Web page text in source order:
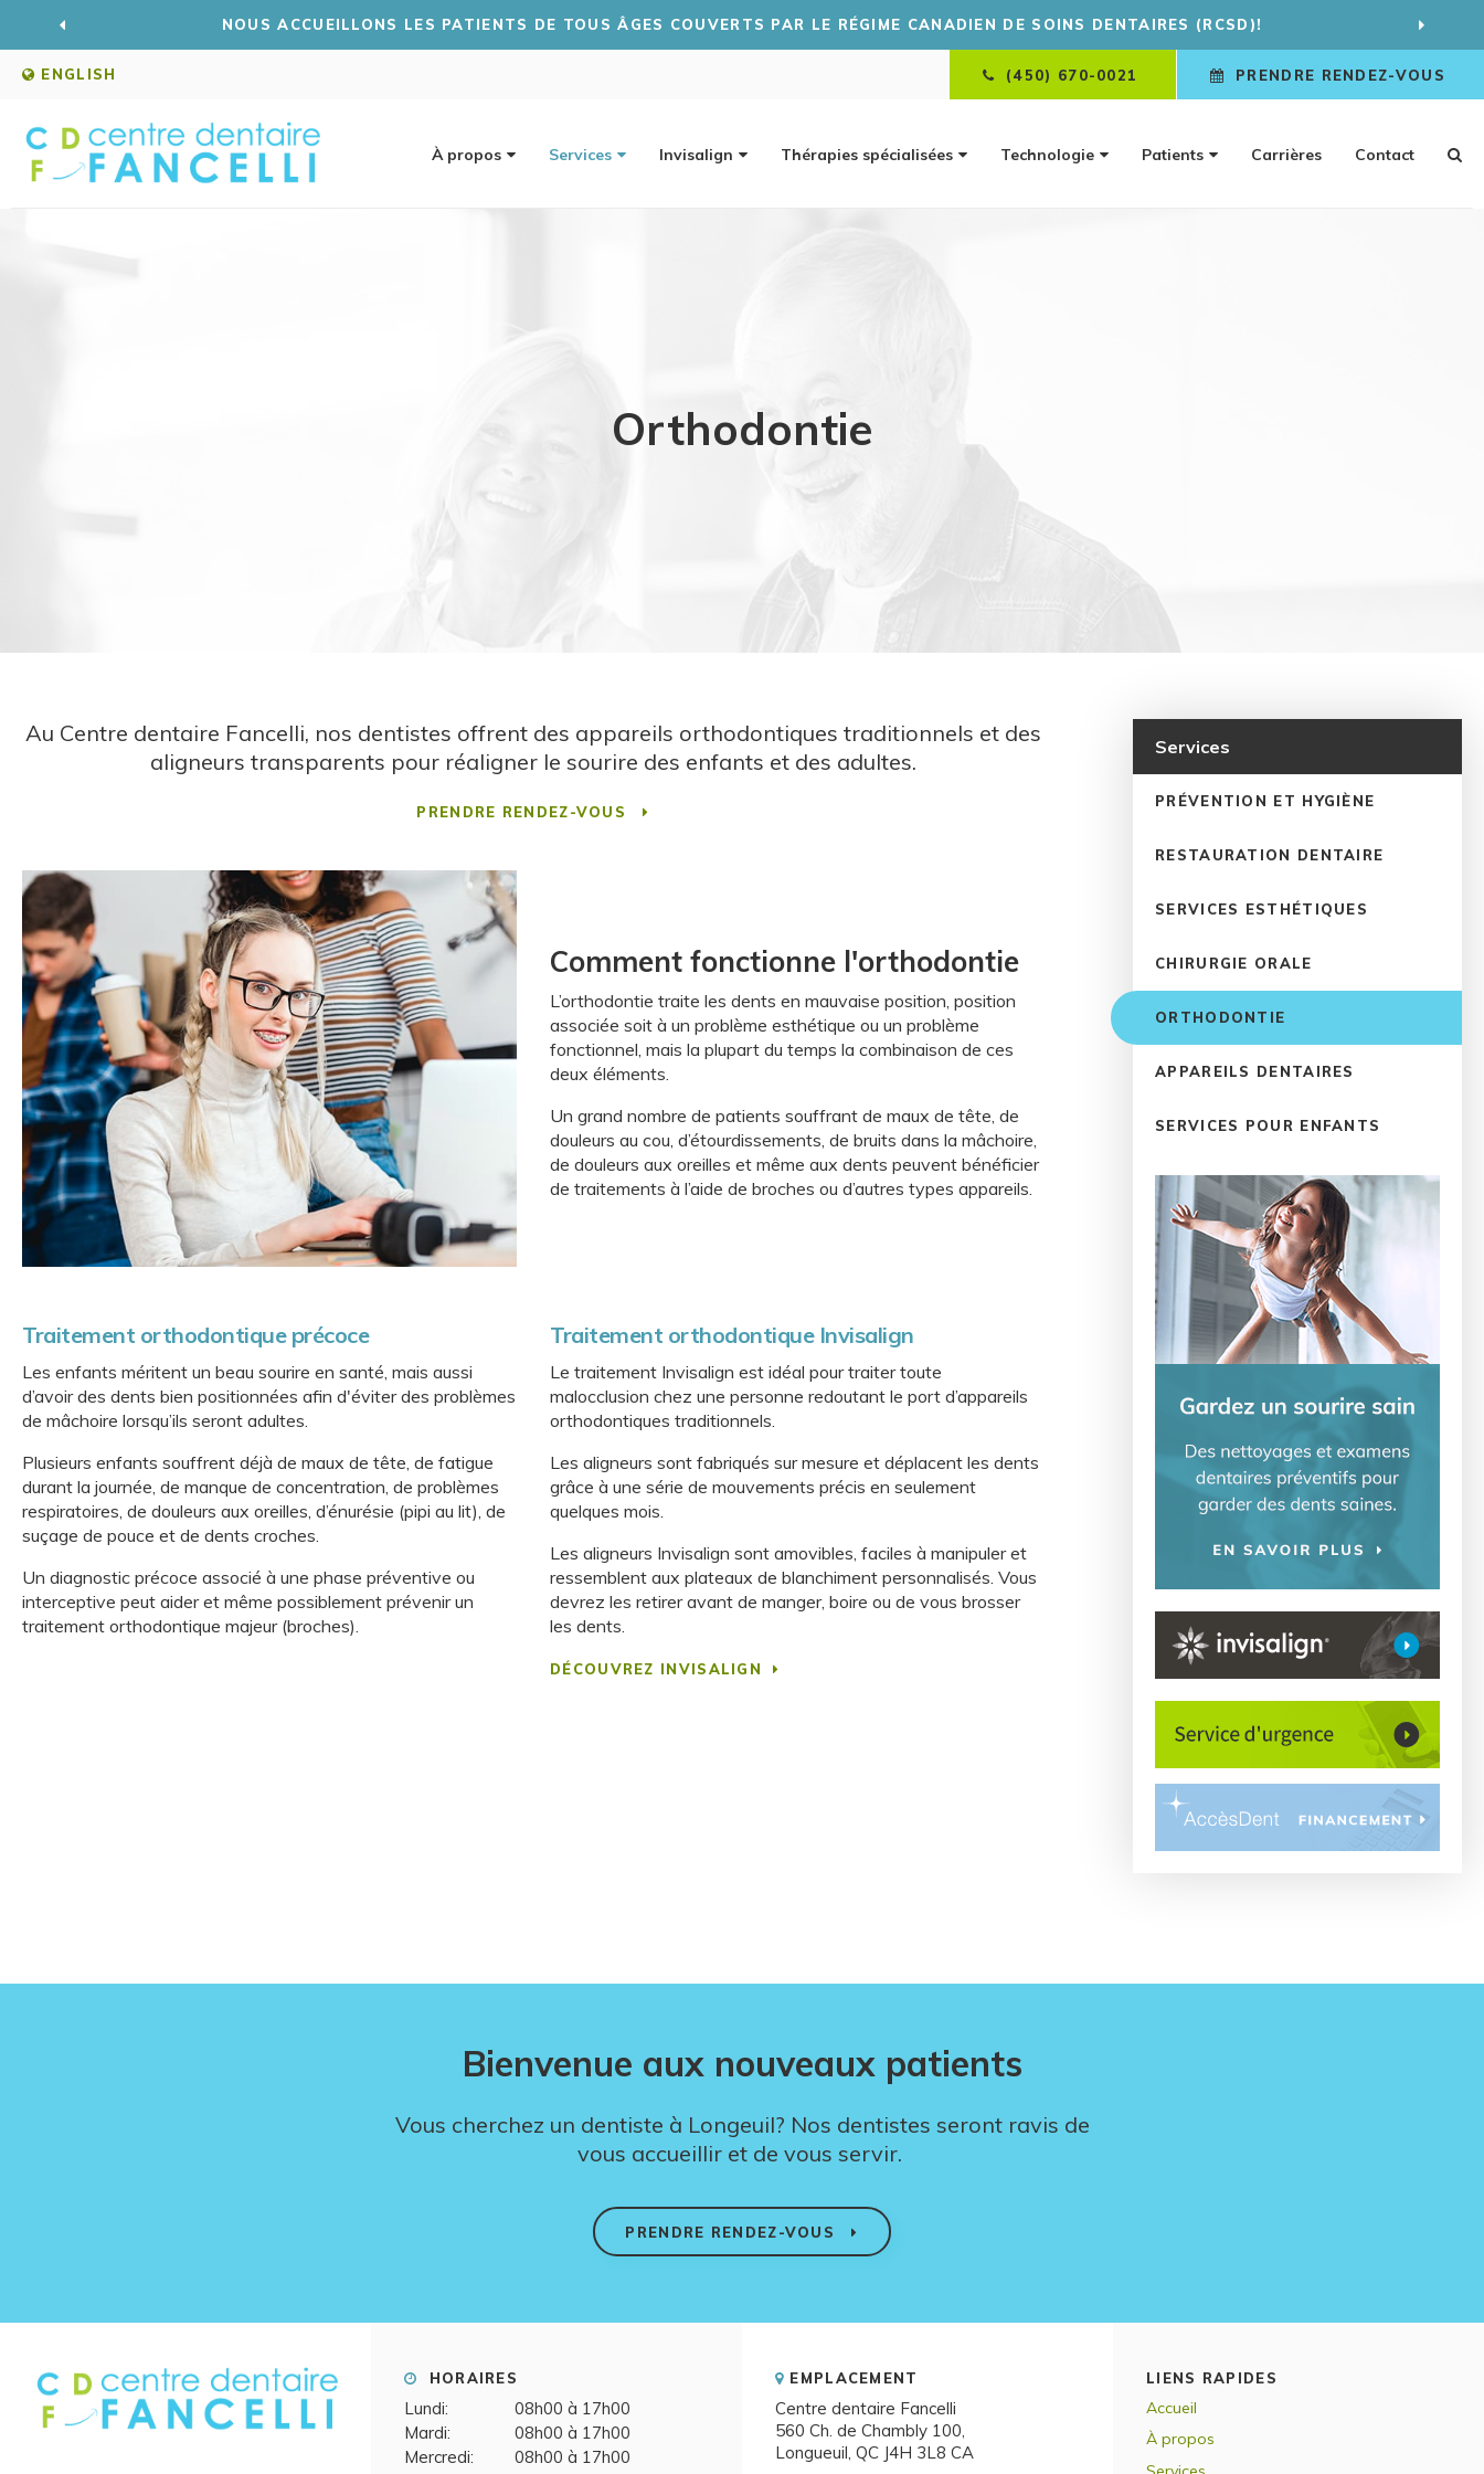
VOUS SOUHAITEZ PRENDRE UN RENDEZ-VOUS? CLIQUEZ ICI POUR NOUS CONTACTER
ENGLISH (450) 670-0021 PRENDRE RENDEZ-VOUS
À propos Services Invisalign Thérapies spécialisées Technologie Patients Carrières Contact
Orthodontie
Au Centre dentaire Fancelli, nos dentistes offrent des appareils orthodontiques traditionnels et des
aligneurs transparents pour réaligner le sourire des enfants et des adultes.
PRENDRE RENDEZ-VOUS
Comment fonctionne l'orthodontie
L’orthodontie traite les dents en mauvaise position, position
associée soit à un problème esthétique ou un problème
fonctionnel, mais la plupart du temps la combinaison de ces
deux éléments.
Un grand nombre de patients souffrant de maux de tête, de
douleurs au cou, d’étourdissements, de bruits dans la mâchoire,
de douleurs aux oreilles et même aux dents peuvent bénéficier
de traitements à l’aide de broches ou d’autres types appareils.
Traitement orthodontique précoce
Les enfants méritent un beau sourire en santé, mais aussi
d’avoir des dents bien positionnées afin d'éviter des problèmes
de mâchoire lorsqu’ils seront adultes.
Plusieurs enfants souffrent déjà de maux de tête, de fatigue
durant la journée, de manque de concentration, de problèmes
respiratoires, de douleurs aux oreilles, d’énurésie (pipi au lit), de
suçage de pouce et de dents croches.
Un diagnostic précoce associé à une phase préventive ou
interceptive peut aider et même possiblement prévenir un
traitement orthodontique majeur (broches).
Traitement orthodontique Invisalign
Le traitement Invisalign est idéal pour traiter toute
malocclusion chez une personne redoutant le port d’appareils
orthodontiques traditionnels.
Les aligneurs sont fabriqués sur mesure et déplacent les dents
grâce à une série de mouvements précis en seulement
quelques mois.
Les aligneurs Invisalign sont amovibles, faciles à manipuler et
ressemblent aux plateaux de blanchiment personnalisés. Vous
devrez les retirer avant de manger, boire ou de vous brosser
les dents.
DÉCOUVREZ INVISALIGN
Services
PRÉVENTION ET HYGIÈNE
RESTAURATION DENTAIRE
SERVICES ESTHÉTIQUES
CHIRURGIE ORALE
ORTHODONTIE
APPAREILS DENTAIRES
SERVICES POUR ENFANTS
Bienvenue aux nouveaux patients
Vous cherchez un dentiste à Longeuil? Nos dentistes seront ravis de
vous accueillir et de vous servir.
PRENDRE RENDEZ-VOUS
HORAIRES
Lundi:
08h00 à 17h00
Mardi:
08h00 à 17h00
Mercredi:
08h00 à 17h00
EMPLACEMENT
Centre dentaire Fancelli
560 Ch. de Chambly 100
Longueuil QC J4H 3L8 CA
LIENS RAPIDES
Accueil
À propos